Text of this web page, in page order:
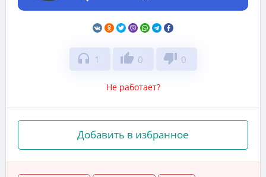
headphones 1 thumb_up 0 thumb_down 0
Не работает?
Добавить в избранное